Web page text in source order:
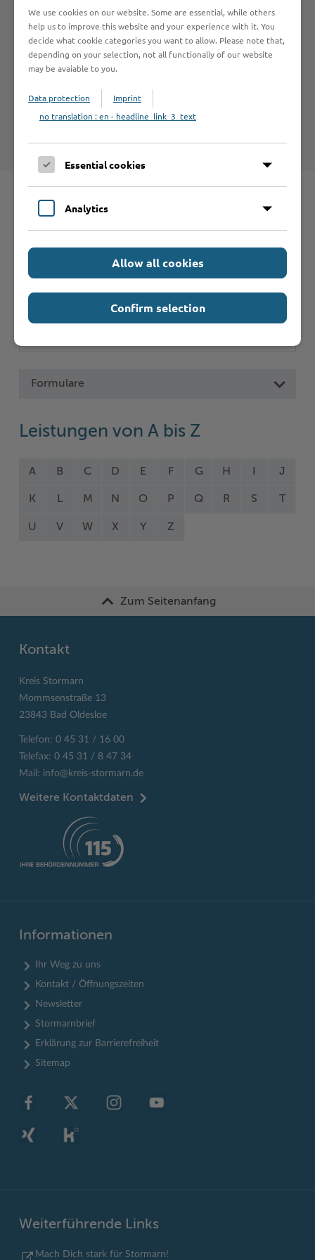
Archiv 2019
Archiv 2018
Archiv 2017
Archiv 2015
Schnelleinstieg
Seite auswählen
Online-Services
Formulare
Leistungen von A bis Z
A B C D E F G H J
K L M N O P Q R S
U V W X Y Z
Zum Seitenanfang
Kontakt
Kreis Stormarn
Mommsenstraße 13
23843 Bad Oldesloe
Telefon: 0 45 31 / 16 00
Telefax: 0 45 31 / 8 47 34
Mail: info@kreis-stormarn.de
Weitere Kontaktdaten
Informationen
Ihr Weg zu uns
Kontakt / Öffnungszeiten
Newsletter
Stormarnbrief
Erklärung zur Barrierefreiheit
Sitemap
Weiterführende Links
Mach Dich stark für Stormarn!
We use cookies on our website. Some are essential, while others
help us to improve this website and your experience with it. You
decide what cookie categories you want to allow. Please note that,
depending on your selection, not all functionaliy of our website
may be avaiable to you.
Data protection
Imprint
no translation : en - headline_link_3_text
Essential cookies
Analytics
Allow all cookies
Confirm selection